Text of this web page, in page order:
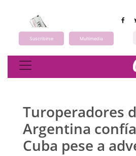
Suscribirse Multimedia
Turoperadores
Argentina
Cuba pese a